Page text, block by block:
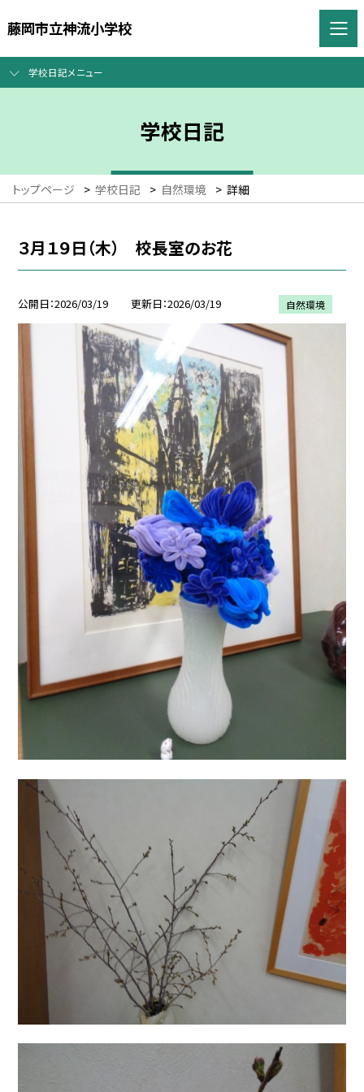
藤岡市立神流小学校
学校日記メニュー
学校日記
トップページ > 学校日記 > 自然環境 > 詳細
３月１９日（木） 校長室のお花
公開日 2026/03/19 更新日 2026/03/19 自然環境